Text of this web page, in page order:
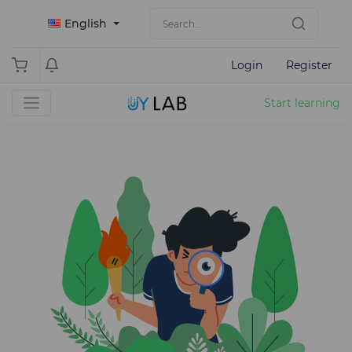
English
Login Register
Start learning